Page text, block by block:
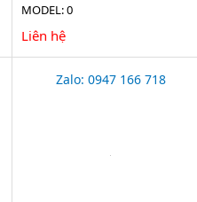
MODEL: 0
Liên hệ
Zalo: 0947 166 718